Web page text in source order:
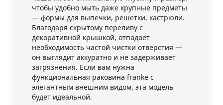
чтобы удобно мыть даже крупные предметы
— формы для выпечки, решетки, кастрюли.
Благодаря скрытому переливу с
декоративной крышкой, отпадает
необходимость частой чистки отверстия —
он выглядит аккуратно и не задерживает
загрязнения. Если вам нужна
функциональная раковина franke с
элегантным внешним видом, эта модель
будет идеальной.